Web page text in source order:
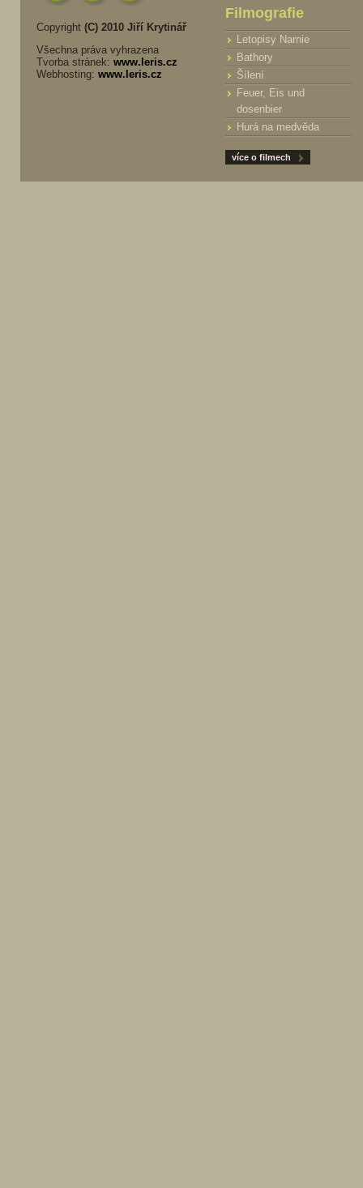
Copyright (C) 2010 Jiří Krytinář
Všechna práva vyhrazena
Tvorba stránek: www.leris.cz
Webhosting: www.leris.cz
Filmografie
Letopisy Narnie
Bathory
Šílení
Feuer, Eis und
dosenbier
Hurá na medvěda
více o filmech